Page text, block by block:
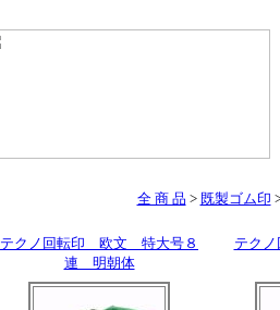
全 商 品 > 既製ゴム印
テクノ回転印 欧文 特大号８
連 明朝体
テク